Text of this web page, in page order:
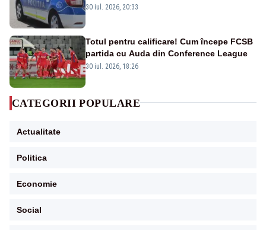
din cauza unei defecțiuni
30 iul. 2026, 20:33
Totul pentru calificare! Cum începe FCSB
partida cu Auda din Conference League
30 iul. 2026, 18:26
CATEGORII POPULARE
Actualitate
Politica
Economie
Social